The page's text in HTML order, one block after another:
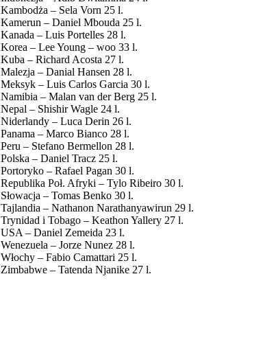
Kambodża – Sela Vorn 25 l.
Kamerun – Daniel Mbouda 25 l.
Kanada – Luis Portelles 28 l.
Korea – Lee Young – woo 33 l.
Kuba – Richard Acosta 27 l.
Malezja – Danial Hansen 28 l.
Meksyk – Luis Carlos Garcia 30 l.
Namibia – Malan van der Berg 25 l.
Nepal – Shishir Wagle 24 l.
Niderlandy – Luca Derin 26 l.
Panama – Marco Bianco 28 l.
Peru – Stefano Bermellon 28 l.
Polska – Daniel Tracz 25 l.
Portoryko – Rafael Pagan 30 l.
Republika Poł. Afryki – Tylo Ribeiro 30 l.
Słowacja – Tomas Benko 30 l.
Tajlandia – Nathanon Narathanyawirun 29 l.
Trynidad i Tobago – Keathon Yallery 27 l.
USA – Daniel Zemeida 23 l.
Wenezuela – Jorze Nunez 28 l.
Włochy – Fabio Camattari 25 l.
Zimbabwe – Tatenda Njanike 27 l.